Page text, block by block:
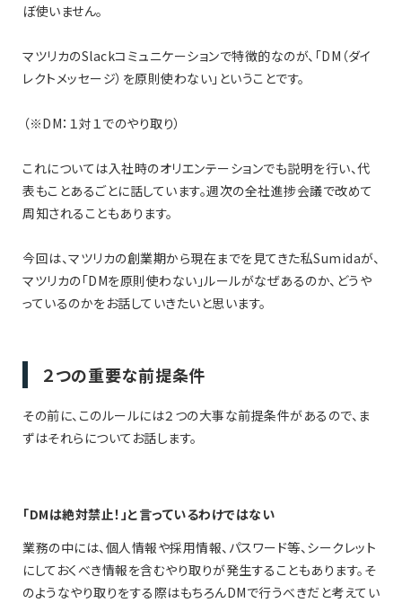
ぼ使いません。
マツリカのSlackコミュニケーションで特徴的なのが、「DM（ダイ
レクトメッセージ）を原則使わない」ということです。
（※DM：１対１でのやり取り）
これについては入社時のオリエンテーションでも説明を行い、代
表もことあるごとに話しています。週次の全社進捗会議で改めて
周知されることもあります。
今回は、マツリカの創業期から現在までを見てきた私Sumidaが、
マツリカの「DMを原則使わない」ルールがなぜあるのか、どうや
っているのかをお話していきたいと思います。
２つの重要な前提条件
その前に、このルールには２つの大事な前提条件があるので、ま
ずはそれらについてお話します。
「DMは絶対禁止！」と言っているわけではない
業務の中には、個人情報や採用情報、パスワード等、シークレット
にしておくべき情報を含むやり取りが発生することもあります。そ
のようなやり取りをする際はもちろんDMで行うべきだと考えてい